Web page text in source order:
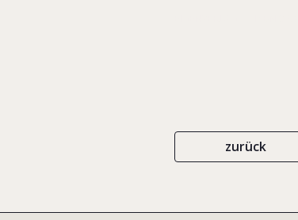
zurück